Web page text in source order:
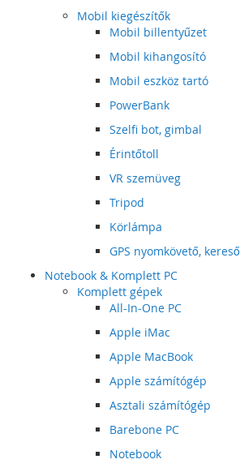
Mobil kiegészítők
Mobil billentyűzet
Mobil kihangosító
Mobil eszköz tartó
PowerBank
Szelfi bot, gimbal
Érintőtoll
VR szemüveg
Tripod
Körlámpa
GPS nyomkövető, kereső
Notebook & Komplett PC
Komplett gépek
All-In-One PC
Apple iMac
Apple MacBook
Apple számítógép
Asztali számítógép
Barebone PC
Notebook